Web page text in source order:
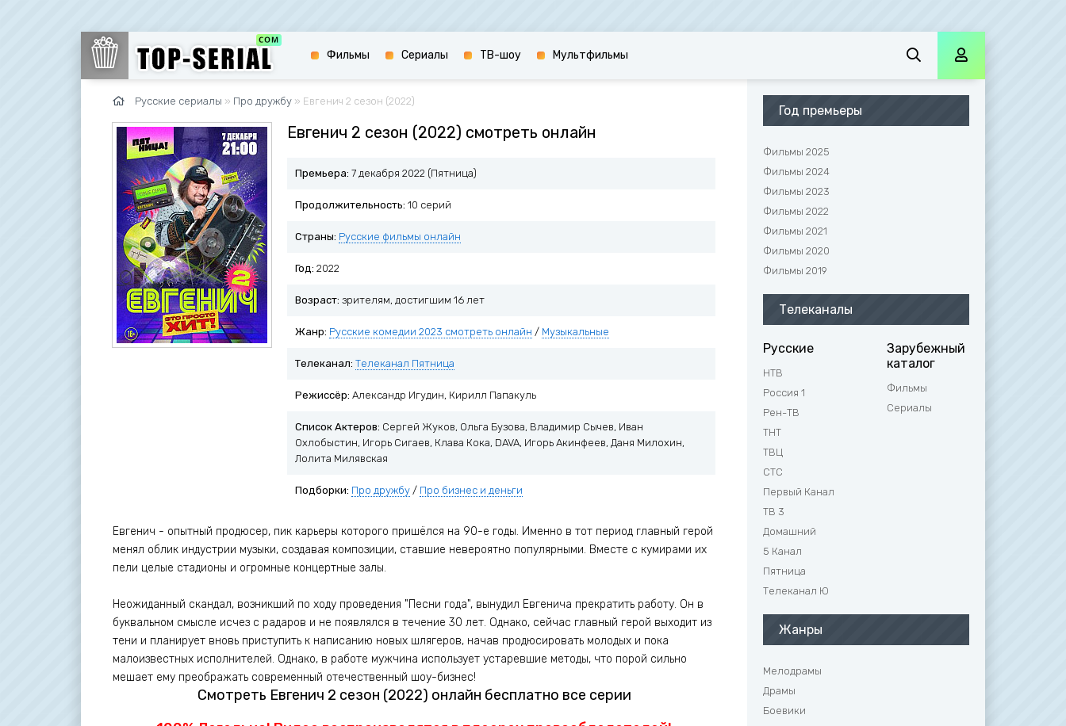
Русские сериалы » Про дружбу » Евгенич 2 сезон (2022)
Евгенич 2 сезон (2022) смотреть онлайн
Премьера: 7 декабря 2022 (Пятница)
Продолжительность: 10 серий
Страны: Русские фильмы онлайн
Год: 2022
Возраст: зрителям, достигшим 16 лет
Жанр: Русские комедии 2023 смотреть онлайн / Музыкальные
Телеканал: Телеканал Пятница
Режиссёр: Александр Игудин, Кирилл Папакуль
Список Актеров: Сергей Жуков, Ольга Бузова, Владимир Сычев, Иван
Охлобыстин, Игорь Сигаев, Клава Кока, DAVA, Игорь Акинфеев, Даня Милохин,
Лолита Милявская
Подборки: Про дружбу / Про бизнес и деньги
Евгенич - опытный продюсер, пик карьеры которого пришёлся на 90-е годы. Именно в тот период главный герой
менял облик индустрии музыки, создавая композиции, ставшие невероятно популярными. Вместе с кумирами их
пели целые стадионы и огромные концертные залы.
Неожиданный скандал, возникший по ходу проведения "Песни года", вынудил Евгенича прекратить работу. Он в
буквальном смысле исчез с радаров и не появлялся в течение 30 лет. Однако, сейчас главный герой выходит из
тени и планирует вновь приступить к написанию новых шлягеров, начав продюсировать молодых и пока
малоизвестных исполнителей. Однако, в работе мужчина использует устаревшие методы, что порой сильно
мешает ему преображать современный отечественный шоу-бизнес!
Смотреть Евгенич 2 сезон (2022) онлайн бесплатно все серии
Год премьеры
Фильмы 2025
Фильмы 2024
Фильмы 2023
Фильмы 2022
Фильмы 2021
Фильмы 2020
Фильмы 2019
Телеканалы
Русские
НТВ
Россия 1
Рен-ТВ
ТНТ
ТВЦ
СТС
Первый Канал
ТВ 3
Домашний
5 Канал
Пятница
Телеканал Ю
Зарубежный
каталог
Фильмы
Сериалы
Жанры
Мелодрамы
Драмы
Боевики
Фильмы Сериалы ТВ-шоу Мультфильмы